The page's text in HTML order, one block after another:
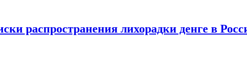
распространения лихорадки денге в